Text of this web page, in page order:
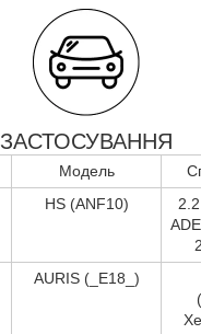
ЗАСТОСУВАННЯ
Модель
HS (ANF10)
AURIS (_E18_)